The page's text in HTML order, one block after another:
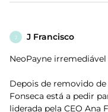
J J Francisco
NeoPayne
Depois de removido
Fonseca está a pedir
liderada pela CEO Ana